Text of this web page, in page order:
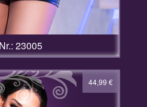
23005
44,99 €